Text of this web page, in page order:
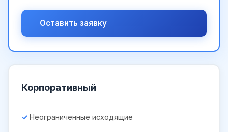
Оставить заявку
Корпоративный
Неограниченные исходящие